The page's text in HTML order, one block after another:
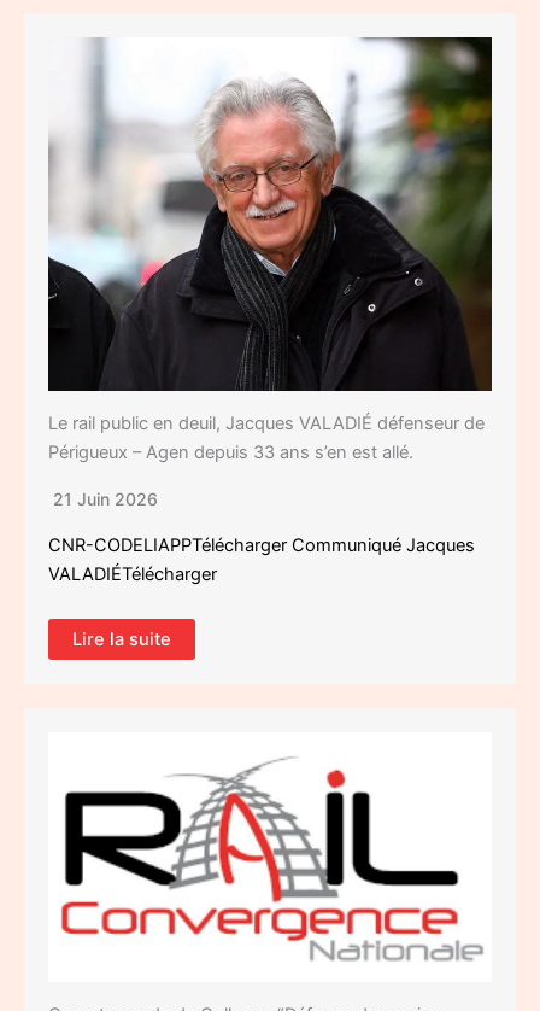
Le rail public en deuil, Jacques VALADIÉ défenseur de
Périgueux – Agen depuis 33 ans s’en est allé.
21 Juin 2026
CNR-CODELIAPPTélécharger Communiqué Jacques
VALADIÉTélécharger
Lire la suite